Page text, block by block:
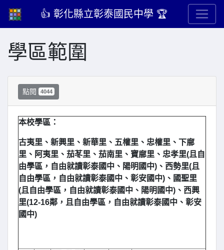
👍 彰化縣立彰泰國民中學 🏆
學區範圍
點閱 4044
本校學區：
古夷里、新興里、新華里、五權里、忠權里、下廍
里、阿夷里、茄苳里、茄南里、寶廍里、忠孝里(且自
由學區，自由就讀彰泰國中、陽明國中)、西勢里(且
自由學區，自由就讀彰泰國中、彰安國中)、國聖里
(且自由學區，自由就讀彰泰國中、陽明國中)、西興
里(12-16鄰，且自由學區，自由就讀彰泰國中、彰安
國中)